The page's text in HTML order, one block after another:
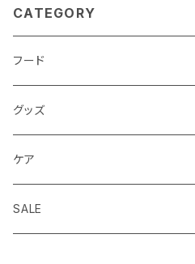
CATEGORY
フード
ドライフード
ウェットフード
トリーツ おやつ
グッズ
首輪 カラー
seven seas dog
ハーネス 胴輪
ケア
シャンプー
SALE